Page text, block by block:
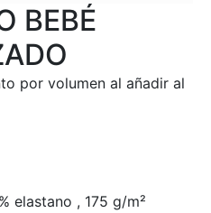
BEBÉ
elastano , 175 g/m²